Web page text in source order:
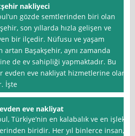
nakliyeci
gözde semtlerinden biri olan
son yıllarda hızla gelişen ve
bir ilçedir. Nüfusu ve yaşam
artan Başakşehir, aynı zamanda
de ev sahipliği yapmaktadır. Bu
evden eve nakliyat hizmetlerine olan
İşte
eve nakliyat
Türkiye’nin en kalabalık ve en işlek
biridir. Her yıl binlerce insan,